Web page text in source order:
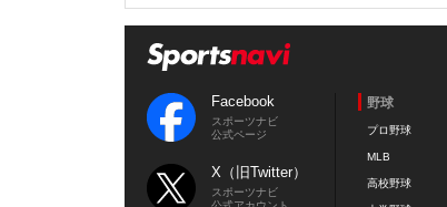
Facebook
スポーツナビ
公式ページ
X（旧Twitter）
スポーツナビ
野球
プロ野球
MLB
高校野球